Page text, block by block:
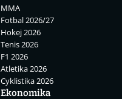
MMA
Fotbal 2026/27
Hokej 2026
Tenis 2026
F1 2026
Atletika 2026
Cyklistika 2026
Ekonomika